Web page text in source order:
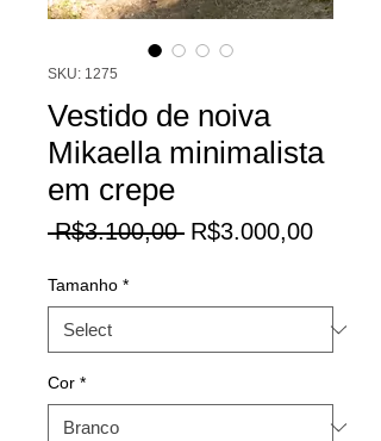
SKU: 1275
Vestido de noiva
Mikaella minimalista
em crepe
R$3.100,00 Regular
R$3.000,00Sale
Tamanho *
Cor *